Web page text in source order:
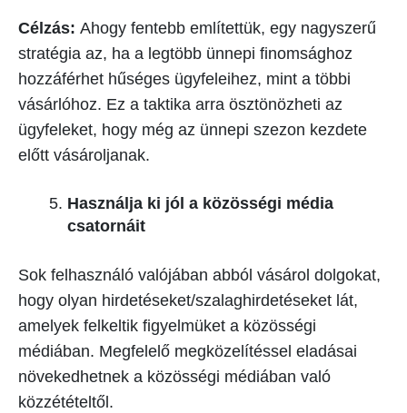
Célzás: Ahogy fentebb említettük, egy nagyszerű
stratégia az, ha a legtöbb ünnepi finomsághoz
hozzáférhet hűséges ügyfeleihez, mint a többi
vásárlóhoz. Ez a taktika arra ösztönözheti az
ügyfeleket, hogy még az ünnepi szezon kezdete
előtt vásároljanak.
Használja ki jól a közösségi média
csatornáit
Sok felhasználó valójában abból vásárol dolgokat,
hogy olyan hirdetéseket/szalaghirdetéseket lát,
amelyek felkeltik figyelmüket a közösségi
médiában. Megfelelő megközelítéssel eladásai
növekedhetnek a közösségi médiában való
közzétételtől.